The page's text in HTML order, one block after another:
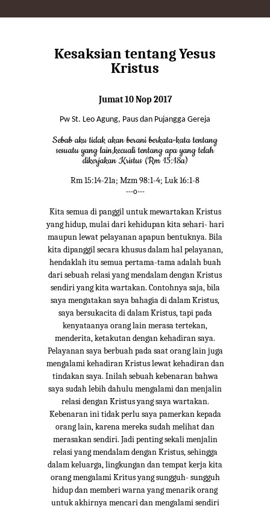
Kesaksian tentang Yesus
Kristus
Jumat 10 Nop 2017
Pw St. Leo Agung, Paus dan Pujangga Gereja
Sebab aku tidak akan berani berkata-kata tentang
sesuatu yang lain,kecuali tentang apa yang telah
dikerjakan Kristus (Rm 15:18a)
Rm 15:14-21a; Mzm 98:1-4; Luk 16:1-8
---o---
Kita semua di panggil untuk mewartakan Kristus
yang hidup, mulai dari kehidupan kita sehari- hari
maupun lewat pelayanan apapun bentuknya. Bila
kita dipanggil secara khusus dalam hal pelayanan,
hendaklah itu semua pertama-tama adalah buah
dari sebuah relasi yang mendalam dengan Kristus
sendiri yang kita wartakan. Contohnya saja, bila
saya mengatakan saya bahagia di dalam Kristus,
saya bersukacita di dalam Kristus, tapi pada
kenyataanya orang lain merasa tertekan,
menderita, ketakutan dengan kehadiran saya.
Pelayanan saya berbuah pada saat orang lain juga
mengalami kehadiran Kristus lewat kehadiran dan
tindakan saya. Inilah sebuah kebenaran bahwa
saya sudah lebih dahulu mengalami dan menjalin
relasi dengan Kristus yang saya wartakan.
Kebenaran ini tidak perlu saya pamerkan kepada
orang lain, karena mereka sudah melihat dan
merasakan sendiri. Jadi penting sekali menjalin
relasi yang mendalam dengan Kristus, sehingga
dalam keluarga, lingkungan dan tempat kerja kita
orang mengalami Kritus yang sungguh- sungguh
hidup dan memberi warna yang menarik orang
untuk akhirnya mencari dan mengalami sendiri